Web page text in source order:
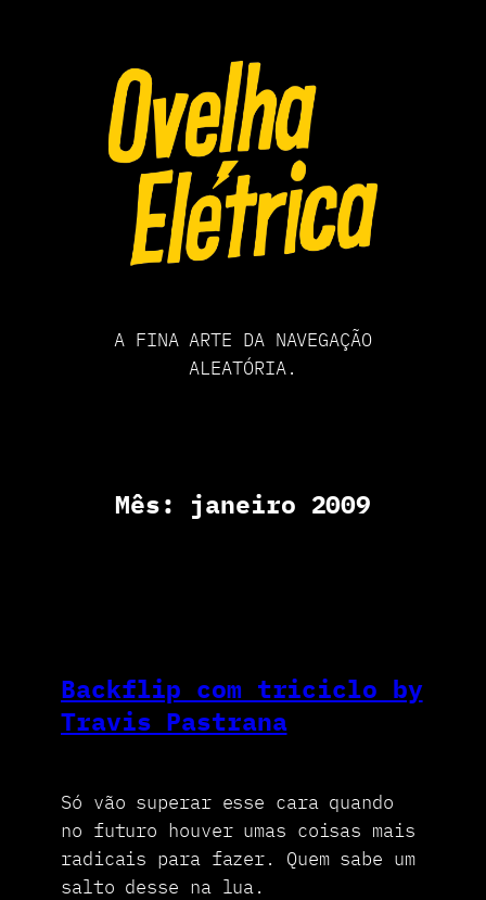
A FINA ARTE DA NAVEGAÇÃO
ALEATÓRIA.
Mês: janeiro 2009
Backflip com triciclo by
Travis Pastrana
Só vão superar esse cara quando
no futuro houver umas coisas mais
radicais para fazer. Quem sabe um
salto desse na lua.